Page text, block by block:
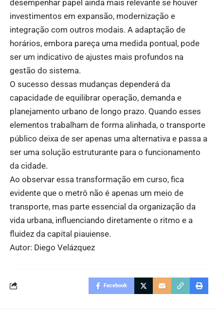
desempenhar papel ainda mais relevante se houver
investimentos em expansão, modernização e
integração com outros modais. A adaptação de
horários, embora pareça uma medida pontual, pode
ser um indicativo de ajustes mais profundos na
gestão do sistema.
O sucesso dessas mudanças dependerá da
capacidade de equilibrar operação, demanda e
planejamento urbano de longo prazo. Quando esses
elementos trabalham de forma alinhada, o transporte
público deixa de ser apenas uma alternativa e passa a
ser uma solução estruturante para o funcionamento
da cidade.
Ao observar essa transformação em curso, fica
evidente que o metrô não é apenas um meio de
transporte, mas parte essencial da organização da
vida urbana, influenciando diretamente o ritmo e a
fluidez da capital piauiense.
Autor: Diego Velázquez
Facebook